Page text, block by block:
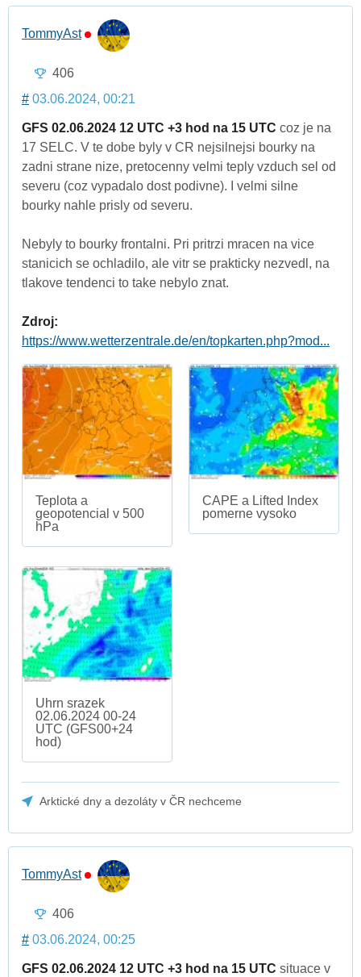
TommyAst
406
# 03.06.2024, 00:21
GFS 02.06.2024 12 UTC +3 hod na 15 UTC coz je na
17 SELC. V te dobe byly v CR nejsilnejsi bourky na
zadni strane nize, pretocenny velmi teply vzduch sel od
severu (coz vypadalo dost podivne). I velmi silne
bourky nahle prisly od severu.
Nebyly to bourky frontalni. Pri pritrzi mracen na vice
stanicich se ochladilo, ale vitr se prakticky nezvedl, na
tlakove tendenci to take nebylo znat.
Zdroj:
https://www.wetterzentrale.de/en/topkarten.php?mod...
Teplota a
geopotencial v 500
hPa
CAPE a Lifted Index
pomerne vysoko
Uhrn srazek
02.06.2024 00-24
UTC (GFS00+24
hod)
Arktické dny a dezoláty v ČR nechceme
TommyAst
406
# 03.06.2024, 00:25
GFS 02.06.2024 12 UTC +3 hod na 15 UTC situace v